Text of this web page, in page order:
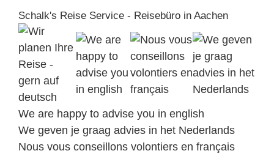
Schalk's Reise Service - Reisebüro in Aachen
We are happy to advise you in english
We geven je graag advies in het Nederlands
Nous vous conseillons volontiers en français